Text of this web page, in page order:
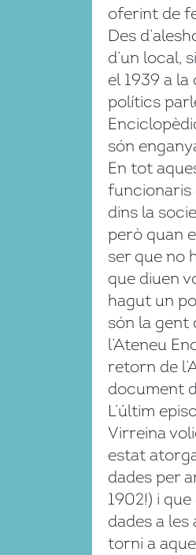
oferint de
Des
d’un local,
el 1939 a
polítics
són
En tot
funcionaris
dins la
però quan
ser que no
que diuen
hagut un
són la gent
l’Ateneu
retorn de
document
L’últim
Virreina
estat
dades per
1902!) i
dades a
torni a